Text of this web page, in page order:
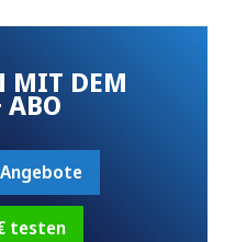
MIT DEM
ABO
testen